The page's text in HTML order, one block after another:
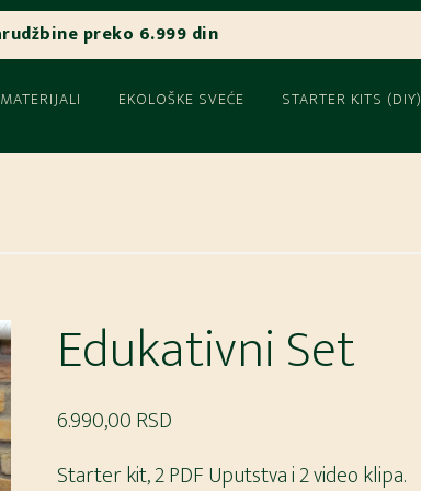
MATERIJALI EKOLOŠKE SVEĆE STARTER KITS (DIY)
Edukativni Set
6.990,00RSD
Starter kit, 2 PDF Uputstva i 2 video klipa.